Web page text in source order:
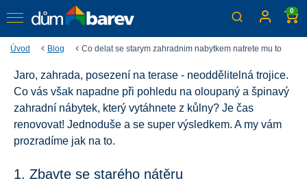
0
Úvod Blog Co delat se starym zahradnim nabytkem natrete mu to
Nevíte, co dělat se starým
zahradním nábytkem na
jaře? Natřete mu to!
Jaro, zahrada, posezení na terase - neoddělitelná trojice.
Co vás však napadne při pohledu na oloupaný a špinavý
zahradní nábytek, který vytáhnete z kůlny? Je čas
renovovat! Jednoduše a se super výsledkem. A my vám
prozradíme jak na to.
1. Zbavte se starého nátěru